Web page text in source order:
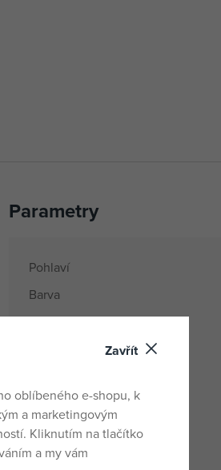
Parametry
Pohlaví
Barva
Materiál
Produktová řada
Země původu
EANs
Dodavatelské číslo
Zavřít
oblíbeného e-shopu, k
a marketingovým
Kliknutím na tlačítko
a my vám